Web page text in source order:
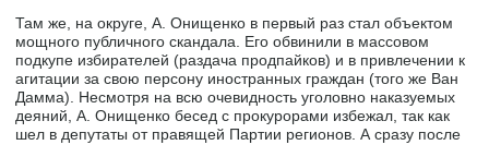
Там же, на округе, А. Онищенко в первый раз стал объектом
мощного публичного скандала. Его обвинили в массовом
подкупе избирателей (раздача продпайков) и в привлечении к
агитации за свою персону иностранных граждан (того же Ван
Дамма). Несмотря на всю очевидность уголовно наказуемых
деяний, А. Онищенко бесед с прокурорами избежал, так как
шел в депутаты от правящей Партии регионов. А сразу после